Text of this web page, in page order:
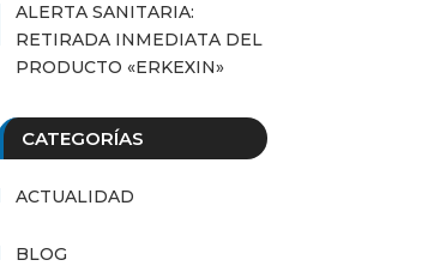
ALERTA SANITARIA:
RETIRADA INMEDIATA DEL
PRODUCTO «ERKEXIN»
CATEGORÍAS
ACTUALIDAD
BLOG